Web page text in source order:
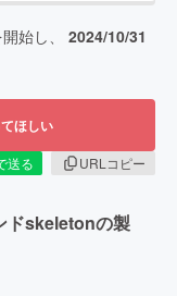
始し、 2024/10/31
ほしい
送る
URLコピー
ドskeletonの製